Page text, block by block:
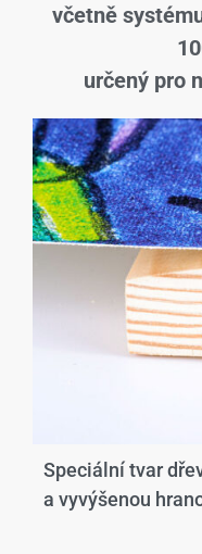
včetně
určený pro
Speciální tvar
a vyvýšenou